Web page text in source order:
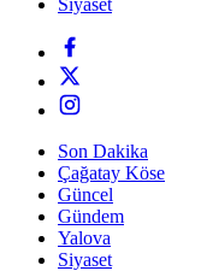
Son Dakika
Çağatay Köse
Güncel
Gündem
Yalova
Siyaset